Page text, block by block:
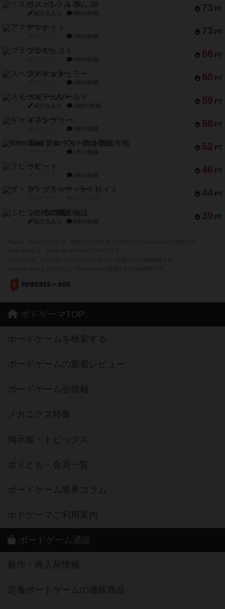
73 PT
リスボン・トラム 28
紹介文あり 9件の投稿
73 PT
アマナイト
1件の投稿
66 PT
ブラヴェスト
1件の投稿
60 PT
スペクタキュラー
1件の投稿
59 PT
スモールワールド
紹介文あり 13件の投稿
58 PT
ギャンブラー
2件の投稿
52 PT
Bitter End ブタペスト救出作戦
1件の投稿
46 PT
ラピード
1件の投稿
44 PT
ザ・フラッフィー・ライト
39 PT
ふたつの城の物語
紹介文あり 6件の投稿
ボドゲーマTOP
ボードゲームを検索する
ボードゲームの新着レビュー
ボードゲーム会情報
メカニクス特集
掲示板・トピックス
ボドとも・会員一覧
ボードゲーム業界コラム
ボドゲーマご利用案内
ボードゲーム通販
新作・再入荷情報
定番ボードゲームの通販商品